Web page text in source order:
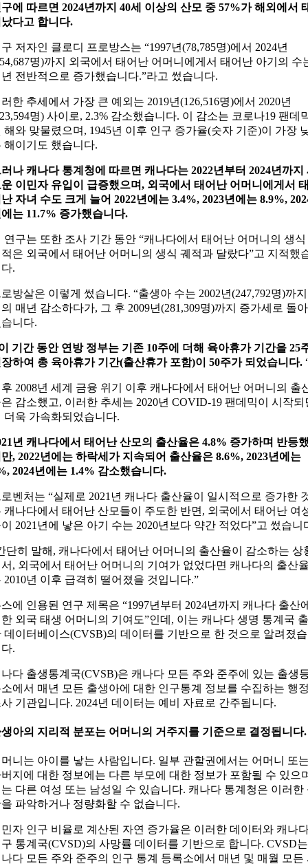
에 따르면 2024년까지 40세 이상의 산모 중 57%가 해외에서
다고 합니다.
저자인 클로디 프로방스는 “1997년(78,785명)에서 2024년
명)까지 외국에서 태어난 어머니에게서 태어난 아기의 수
전반적으로 증가했습니다.”라고 썼습니다.
한 추세에서 가장 큰 예외는 2019년(126,516명)에서 2020년
명) 사이로, 2.3% 감소했습니다. 이 감소는 코로나19 팬데
해와 맞물렸으며, 1945년 이후 인구 증가율(숫자 기준)이 가장
해이기도 했습니다.
나 캐나다 통계청에 따르면 캐나다는 2022년부터 2024년까지
이민자 유입이 급증했으며, 외국에서 태어난 어머니에게서
자녀 수도 크게 늘어 2022년에는 3.4%, 2023년에는 8.9%,
는 11.7% 증가했습니다.
연구는 또한 조사 기간 동안 “캐나다에서 태어난 어머니의 생식
은 외국에서 태어난 어머니의 생식 궤적과 달랐다”고 지적했
.
방살은 이렇게 썼습니다. “출생아 수는 2002년(247,792명)까지
매년 감소하다가, 그 후 2009년(281,309명)까지 증가세로 돌아
니다.
기간 동안 연방 정부는 기존 10주에 더해 육아휴가 기간을 25
하여 총 육아휴가 기간(출산휴가 포함)이 50주가 되었습니다.
2008년 세계 금융 위기 이후 캐나다에서 태어난 어머니의 출
감소했고, 이러한 추세는 2020년 COVID-19 팬데믹이 시작되
더욱 가속화되었습니다.
년 캐나다에서 태어난 산모의 출산율은 4.8% 증가하며 반등
, 2022년에는 하락세가 지속되어 출산율은 8.6%, 2023년에는
2024년에는 1.4% 감소했습니다.
벤처는 “실제로 2021년 캐나다 출산율이 일시적으로 증가한
캐나다에서 태어난 산모들이 주도한 반면, 외국에서 태어난 여
2021년에 낳은 아기 수는 2020년보다 약간 적었다”고 썼습니
단히 말해, 캐나다에서 태어난 어머니의 출산율이 감소하는 상
, 외국에서 태어난 어머니의 기여가 없었다면 캐나다의 출산
2010년 이후 급격히 떨어졌을 것입니다.”
에 인용된 연구 제목은 “1997년부터 2024년까지 캐나다 출산
외국 태생 어머니의 기여도”인데, 이는 캐나다 생명 통계국 출
데이터베이스(CVSB)의 데이터를 기반으로 한 것으로 알려졌습
.
다 출생통계국(CVSB)은 캐나다 모든 주와 준주에 있는 출생
에서 매년 모든 출생아에 대한 인구통계 정보를 수집하는 행
기관입니다. 2024년 데이터는 예비 자료로 간주됩니다.
아의 지리적 분포는 어머니의 거주지를 기준으로 결정됩니다.
니는 아이를 낳는 사람입니다. 일부 관할권에서는 어머니 또
지에 대한 정보에는 다른 부모에 대한 정보가 포함될 수 있으
다른 여성 또는 남성일 수 있습니다. 캐나다 통계청은 이러한
파악하거나 정량화할 수 없습니다.
자 인구 비율로 계산된 자연 증가율은 이러한 데이터와 캐나
통계국(CVSD)의 사망률 데이터를 기반으로 합니다. CVSD는
다 모든 주와 준주의 인구 통계 등록소에서 매년 및 매월 모든